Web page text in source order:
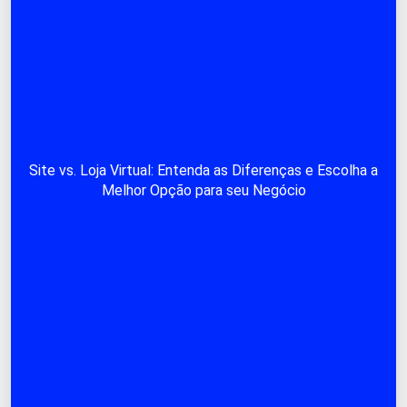
Site vs. Loja Virtual: Entenda as Diferenças e Escolha a
Melhor Opção para seu Negócio